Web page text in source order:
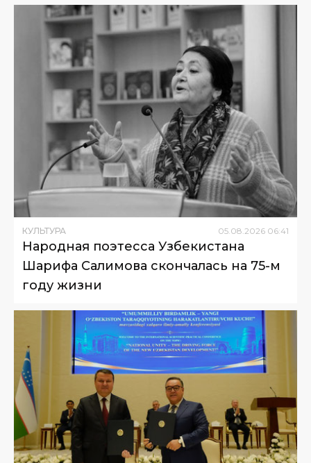
КУЛЬТУРА 05 08 2026 06:41
Народная поэтесса Узбекистана
Шарифа Салимова скончалась на 75-м
году жизни